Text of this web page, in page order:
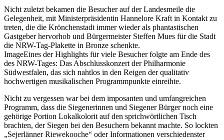
Nicht zuletzt bekamen die Besucher auf der Landesmeile die
Gelegenheit, mit Ministerpräsidentin Hannelore Kraft in Kontakt zu
treten, die die Krönchenstadt immer wieder als phantastischen
Gastgeber hervorhob und Bürgermeister Steffen Mues für die Stadt
die NRW-Tag-Plakette in Bronze schenkte.
ImageEines der Highlights für viele Besucher folgte am Ende des
des NRW-Tages: Das Abschlusskonzert der Philharmonie
Südwestfalen, das sich nahtlos in den Reigen der qualitativ
hochwertigen musikalischen Programmpunkte einreihte.
Nicht zu vergessen war bei dem imposanten und umfangreichen
Programm, dass die Siegenerinnen und Siegener Bürger noch eine
gehörige Portion Lokalkolorit auf den sprichwörtlichen Tisch
brachten, der Siegen bei den Besuchern bekannt machte. So lockten
„Sejerlänner Riewekooche“ oder Informationen verschiedenster